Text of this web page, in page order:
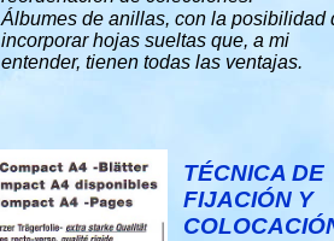
Álbumes de anillas, con la posibilidad
incorporar hojas sueltas que, a mi
entender, tienen todas las ventajas.
TÉCNICA DE
FIJACIÓN Y